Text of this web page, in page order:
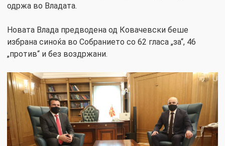
одржа во Владата.
Новата Влада предводена од Ковачевски беше
избрана синоќа во Собранието со 62 гласа „за“, 46
„против“ и без воздржани.